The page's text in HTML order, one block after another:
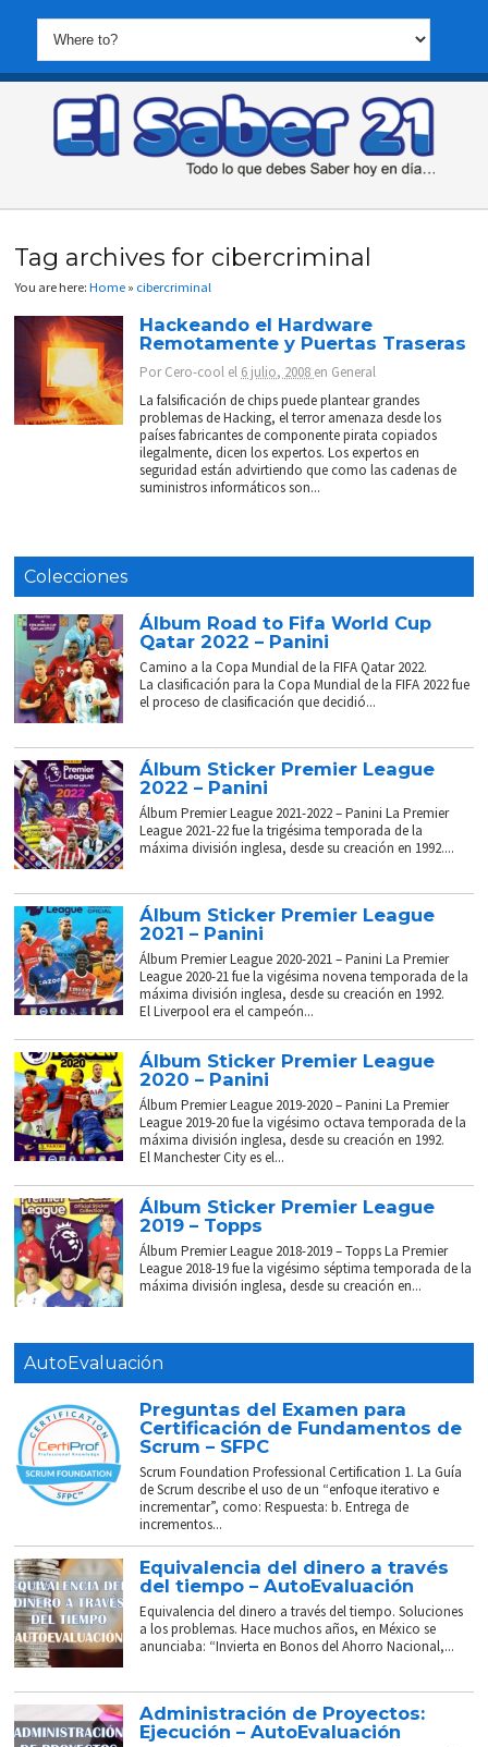
Tag archives for cibercriminal
You are here:Home » cibercriminal
Hackeando el Hardware
Remotamente y Puertas Traseras
PorCero-cool el 6 julio, 2008 en General
La falsificación de chips puede plantear grandes
problemas de Hacking, el terror amenaza desde los
países fabricantes de componente pirata copiados
ilegalmente, dicen los expertos. Los expertos en
seguridad están advirtiendo que como las cadenas de
suministros informáticos son...
Colecciones
Álbum Road to Fifa World Cup
Qatar 2022 – Panini
Camino a la Copa Mundial de la FIFA Qatar 2022.
La clasificación para la Copa Mundial de la FIFA 2022 fue
el proceso de clasificación que decidió...
Álbum Sticker Premier League
2022 – Panini
Álbum Premier League 2021-2022 – Panini La Premier
League 2021-22 fue la trigésima temporada de la
máxima división inglesa, desde su creación en 1992....
Álbum Sticker Premier League
2021 – Panini
Álbum Premier League 2020-2021 – Panini La Premier
League 2020-21 fue la vigésima novena temporada de la
máxima división inglesa, desde su creación en 1992.
El Liverpool era el campeón...
Álbum Sticker Premier League
2020 – Panini
Álbum Premier League 2019-2020 – Panini La Premier
League 2019-20 fue la vigésimo octava temporada de la
máxima división inglesa, desde su creación en 1992.
El Manchester City es el...
Álbum Sticker Premier League
2019 – Topps
Álbum Premier League 2018-2019 – Topps La Premier
League 2018-19 fue la vigésimo séptima temporada de la
máxima división inglesa, desde su creación en...
AutoEvaluación
Preguntas del Examen para
Certificación de Fundamentos de
Scrum – SFPC
Scrum Foundation Professional Certification 1. La Guía
de Scrum describe el uso de un “enfoque iterativo e
incrementar”, como: Respuesta: b. Entrega de
incrementos...
Equivalencia del dinero a través
del tiempo – AutoEvaluación
Equivalencia del dinero a través del tiempo. Soluciones
a los problemas. Hace muchos años, en México se
anunciaba: “Invierta en Bonos del Ahorro Nacional,...
Administración de Proyectos:
Ejecución – AutoEvaluación